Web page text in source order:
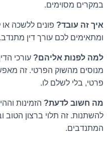
במקרים מסוימים.
איך זה עובד? פונים ללשכה
ומתאימים לכם עורך דין מתנדב.
למה לפנות אליהם? עורכי
מנוסים מהשוק הפרטי. זה
פרטי, בלי לשלם לו.
מה חשוב לדעת? הזמינות
להשתנות. זה תלוי ברצון הטוב
המתנדבים.